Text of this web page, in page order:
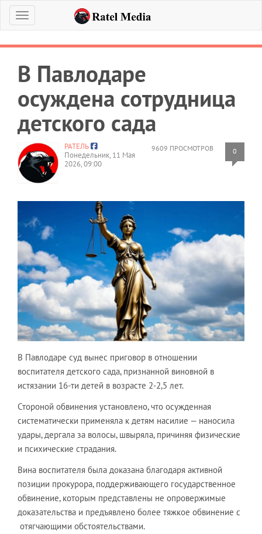
Меню
В Павлодаре
осуждена сотрудница
детского сада
9609 ПРОСМОТРОВ 0
РАТЕЛЬ
Понедельник, 11 Мая
2026, 09:00
В Павлодаре суд вынес приговор в отношении
воспитателя детского сада, признанной виновной в
истязании 16-ти детей в возрасте 2-2,5 лет.
Стороной обвинения установлено, что осужденная
систематически применяла к детям насилие — наносила
удары, дергала за волосы, швыряла, причиняя физические
и психические страдания.
Вина воспитателя была доказана благодаря активной
позиции прокурора, поддерживающего государственное
обвинение, которым представлены не опровержимые
доказательства и предъявлено более тяжкое обвинение с
отягчающими обстоятельствами.